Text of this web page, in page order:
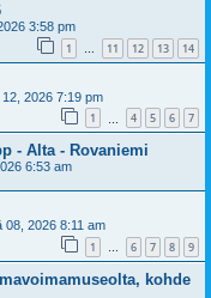
3:58 pm
1 … 11 12 13 14
12, 2026 7:19 pm
1 4 5 6 7
- Alta - Rovaniemi
6:53 am
08, 2026 8:11 am
1 … 6 7 8 9
kohde